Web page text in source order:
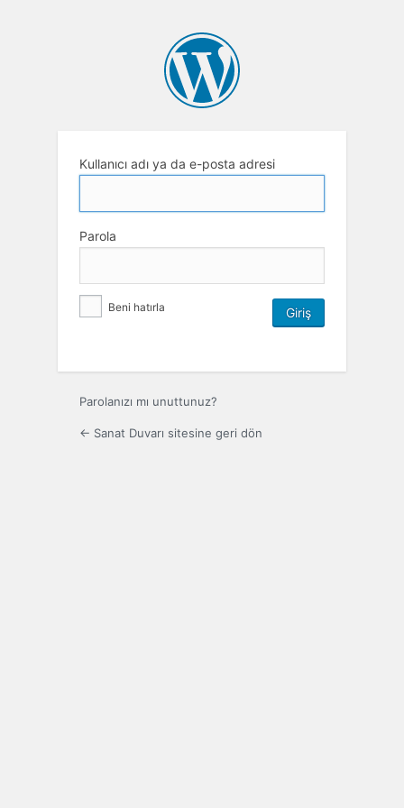
Kullanıcı adı ya da e-posta adresi
Parola
Beni hatırla
Parolanızı mı unuttunuz?
← Sanat Duvarı sitesine geri dön